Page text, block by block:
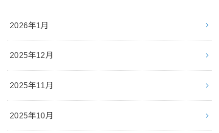
2026年1月
2025年12月
2025年11月
2025年10月